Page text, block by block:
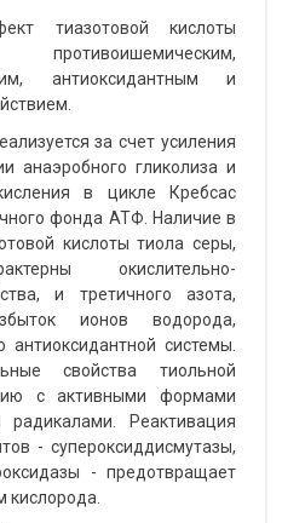
тиазотовой кислоты
антиоксидантным и
за счет усиления
анаэробного гликолиза и
в цикле Кребсас
фонда АТФ. Наличие в
кислоты тиола серы,
окислительно-
и третичного азота,
ионов водорода,
антиоксидантной системы.
свойства тиольной
с активными формами
Реактивация
- супероксиддисмутазы,
- предотвращает